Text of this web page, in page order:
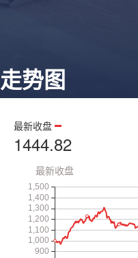
走势图
最新收盘
1444.82